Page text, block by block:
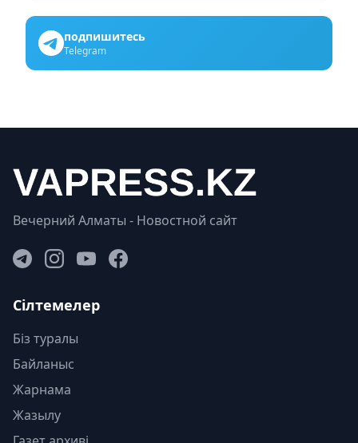
подпишитесь
Telegram
Вечерний Алматы - Новостной сайт
Сілтемелер
Біз туралы
Байланыс
Жарнама
Жазылу